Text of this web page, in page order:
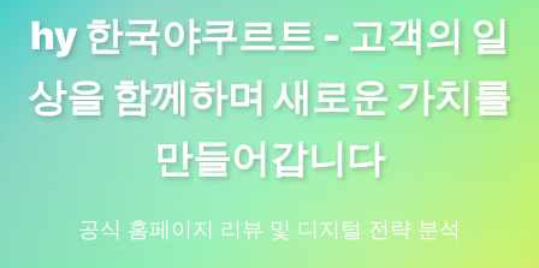
hy 한국야쿠르트 - 고객의 일
상을 함께하며 새로운 가치를
만들어갑니다
공식 홈페이지 리뷰 및 디지털 전략 분석